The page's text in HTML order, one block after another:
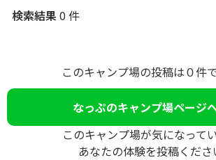
検索結果0 件
このキャンプ場の投稿は０件
なっぷのキャンプ場ページ
このキャンプ場が気になって
あなたの体験を投稿くださ